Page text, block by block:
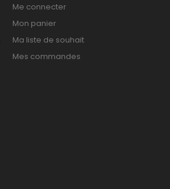
Me connecter
Mon panier
Ma liste de souhait
Mes commandes